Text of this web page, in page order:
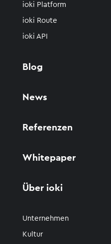
ioki Platform
ioki Route
ioki API
Blog
News
Referenzen
Whitepaper
Über ioki
Unternehmen
Kultur